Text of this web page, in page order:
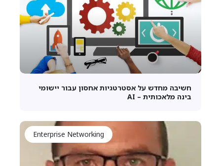
חשיבה מחדש על אסטרטגיות אחסון עבור יישומי
בינה מלאכותית – AI
Enterprise Networking